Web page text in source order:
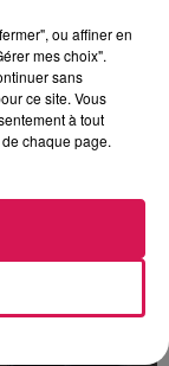
Auditeurs
ou affiner en
mes choix".
sans
ce site. Vous
à tout
chaque page.